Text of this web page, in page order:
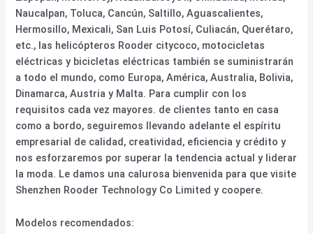
Naucalpan, Toluca, Cancún, Saltillo, Aguascalientes,
Hermosillo, Mexicali, San Luis Potosí, Culiacán, Querétaro,
etc., las helicópteros Rooder citycoco, motocicletas
eléctricas y bicicletas eléctricas también se suministrarán
a todo el mundo, como Europa, América, Australia, Bolivia,
Dinamarca, Austria y Malta. Para cumplir con los
requisitos cada vez mayores. de clientes tanto en casa
como a bordo, seguiremos llevando adelante el espíritu
empresarial de calidad, creatividad, eficiencia y crédito y
nos esforzaremos por superar la tendencia actual y liderar
la moda. Le damos una calurosa bienvenida para que visite
Shenzhen Rooder Technology Co Limited y coopere.
Modelos recomendados: